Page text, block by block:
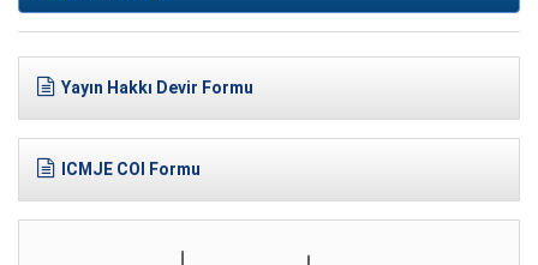
Yayın Hakkı Devir Formu
ICMJE COI Formu